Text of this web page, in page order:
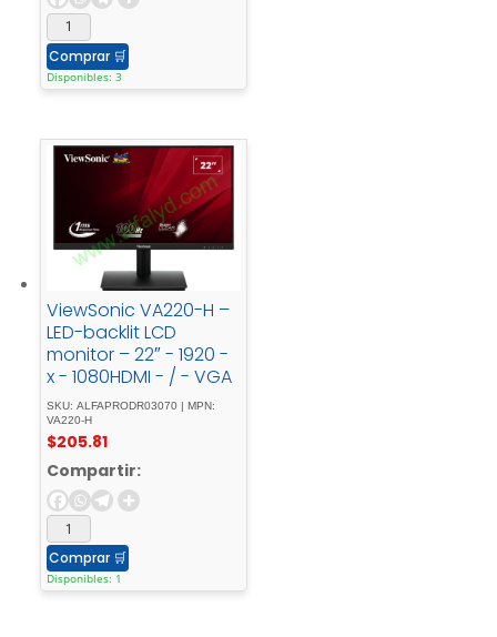
Comprar 🛒
Disponibles: 3
ViewSonic VA220-H –
LED-backlit LCD
monitor – 22″ - 1920 -
x - 1080HDMI - / - VGA
SKU: ALFAPRODR03070 | MPN:
VA220-H
$205.81
Compartir:
Comprar 🛒
Disponibles: 1